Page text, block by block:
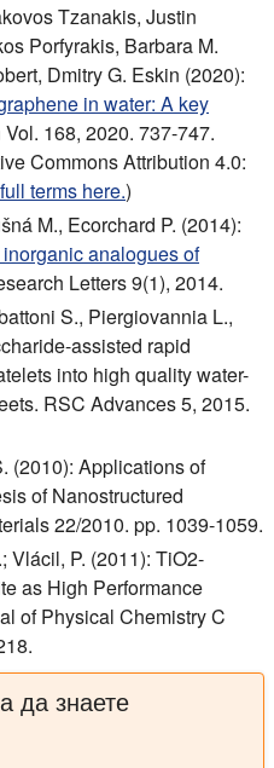
Tzanakis, Justin
Porfyrakis, Barbara M.
Dmitry G. Eskin (2020):
in water: A key
168, 2020. 737-747.
Commons Attribution 4.0:
terms here.)
M., Ecorchard P. (2014):
analogues of
Letters 9(1), 2014.
S., Piergiovannia L.,
assisted rapid
into high quality water-
RSC Advances 5, 2015.
(2010): Applications of
of Nanostructured
22/2010. pp. 1039-1059.
Vlácil, P. (2011): TiO2-
as High Performance
of Physical Chemistry C
да знаете